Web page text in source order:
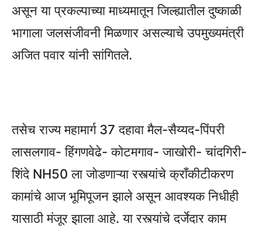
असून या प्रकल्पाच्या माध्यमातून जिल्ह्यातील दुष्काळी
भागाला जलसंजीवनी मिळणार असल्याचे उपमुख्यमंत्री
अजित पवार यांनी सांगितले.
तसेच राज्य महामार्ग 37 दहावा मैल-सैय्यद-पिंपरी
लासलगाव- हिंगणवेढे- कोटमगाव- जाखोरी- चांदगिरी-
शिंदे NH50 ला जोडणाऱ्या रस्त्यांचे क्राँकीटीकरण
कामांचे आज भूमिपूजन झाले असून आवश्यक निधीही
यासाठी मंजूर झाला आहे. या रस्त्यांचे दर्जेदार काम